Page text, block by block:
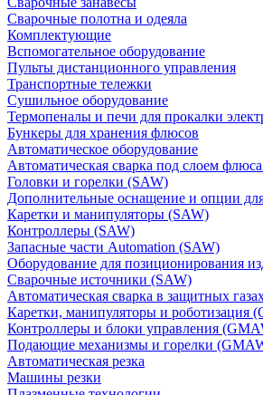
Сварочные полотна и одеяла
Комплектующие
Вспомогательное оборудование
Пульты дистанционного управления
Транспортные тележки
Сушильное оборудование
Термопеналы и печи для прокалки
Бункеры для хранения флюсов
Автоматическое оборудование
Автоматическая сварка под слоем
Головки и горелки (SAW)
Дополнительные оснащение и опции
Каретки и манипуляторы (SAW)
Контроллеры (SAW)
Запасные части Automation (SAW)
Оборудование для позиционирования
Сварочные источники (SAW)
Автоматическая сварка в защитных
Каретки, манипуляторы и роботизация
Контроллеры и блоки управления
Подающие механизмы и горелки
Автоматическая резка
Машины резки